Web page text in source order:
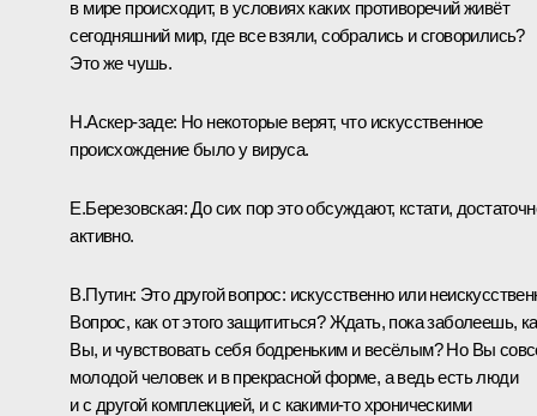
в мире происходит, в условиях каких противоречий живёт
сегодняшний мир, где все взяли, собрались и сговорились?
Это же чушь.
Н.Аскер-заде: Но некоторые верят, что искусственное
происхождение было у вируса.
Е.Березовская:До сих пор это обсуждают, кстати,
активно.
В.Путин: Это другой вопрос: искусственно или
Вопрос, как от этого защититься? Ждать, пока заболеешь,
Вы, и чувствовать себя бодреньким и весёлым? Но Вы
молодой человек и в прекрасной форме, а ведь есть люди
и с другой комплекцией, и с какими-то хроническими